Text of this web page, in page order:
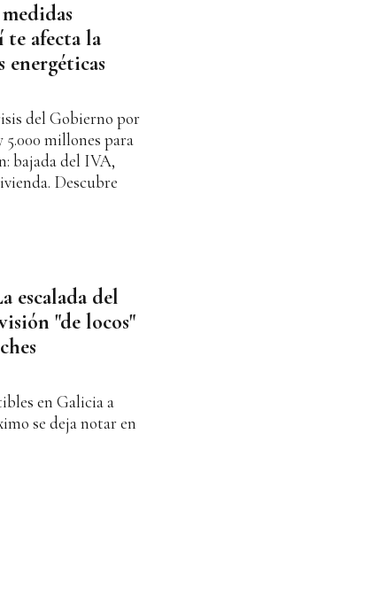
te afecta la
energéticas
del Gobierno por
millones para
bajada del IVA,
Descubre
escalada del
"de locos"
en Galicia a
se deja notar en